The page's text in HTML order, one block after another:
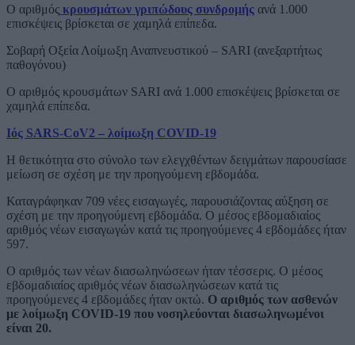
Ο αριθμός κρουσμάτων γριπώδους συνδρομής ανά 1.000
επισκέψεις βρίσκεται σε χαμηλά επίπεδα.
Σοβαρή Οξεία Λοίμωξη Αναπνευστικού – SARI (ανεξαρτήτως
παθογόνου)
Ο αριθμός κρουσμάτων SARI ανά 1.000 επισκέψεις βρίσκεται σε
χαμηλά επίπεδα.
Ιός SARS-CoV2 – λοίμωξη COVID-19
Η θετικότητα στο σύνολο των ελεγχθέντων δειγμάτων παρουσίασε
μείωση σε σχέση με την προηγούμενη εβδομάδα.
Καταγράφηκαν 709 νέες εισαγωγές, παρουσιάζοντας αύξηση σε
σχέση με την προηγούμενη εβδομάδα. Ο μέσος εβδομαδιαίος
αριθμός νέων εισαγωγών κατά τις προηγούμενες 4 εβδομάδες ήταν
597.
Ο αριθμός των νέων διασωληνώσεων ήταν τέσσερις. Ο μέσος
εβδομαδιαίος αριθμός νέων διασωληνώσεων κατά τις
προηγούμενες 4 εβδομάδες ήταν οκτώ. Ο αριθμός των ασθενών
με λοίμωξη COVID-19 που νοσηλεύονται διασωληνωμένοι
είναι 20.